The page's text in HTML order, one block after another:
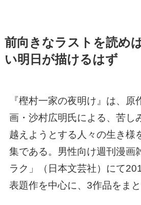
前向きなラストを読め
い明日が描けるはず
『樫村一家の夜明け』は、原
画・沙村広明氏による、苦し
越えようとする人々の生き様
集である。男性向け週刊漫画
ラク」（日本文芸社）にて
表題作を中心に、3作品をまと